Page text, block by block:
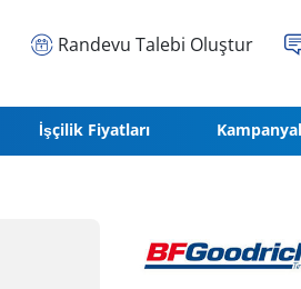
Randevu Talebi Oluştur
İşçilik Fiyatları